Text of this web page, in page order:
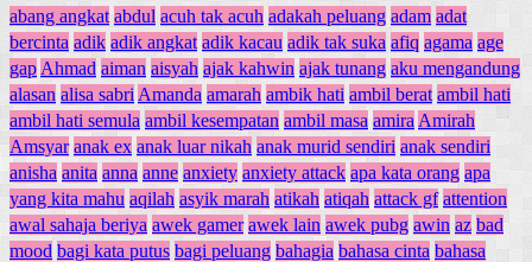
abang angkat abdul acuh tak acuh adakah peluang adam adat
bercinta adik adik angkat adik kacau adik tak suka afiq agama age
gap Ahmad aiman aisyah ajak kahwin ajak tunang aku mengandung
alasan alisa sabri Amanda amarah ambik hati ambil berat ambil hati
ambil hati semula ambil kesempatan ambil masa amira Amirah
Amsyar anak ex anak luar nikah anak murid sendiri anak sendiri
anisha anita anna anne anxiety anxiety attack apa kata orang apa
yang kita mahu aqilah asyik marah atikah atiqah attack gf attention
awal sahaja beriya awek gamer awek lain awek pubg awin az bad
mood bagi kata putus bagi peluang bahagia bahasa cinta bahasa